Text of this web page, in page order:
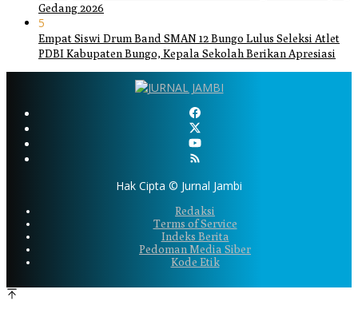
Gedang 2026
5
Empat Siswi Drum Band SMAN 12 Bungo Lulus Seleksi Atlet
PDBI Kabupaten Bungo, Kepala Sekolah Berikan Apresiasi
Hak Cipta © Jurnal Jambi
Redaksi
Terms of Service
Indeks Berita
Pedoman Media Siber
Kode Etik